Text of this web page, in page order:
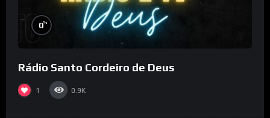
0%
Rádio Santo Cordeiro de Deus
1 0.9K